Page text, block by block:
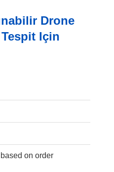
Drone
Tespit Için
on order